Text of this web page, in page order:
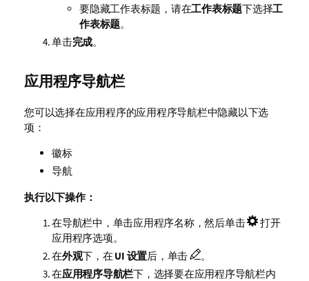
要隐藏工作表标题，请在工作表标题下选择工
作表标题。
单击完成。
应用程序导航栏
您可以选择在应用程序的应用程序导航栏中隐藏以下选
项：
徽标
导航
执行以下操作：
在导航栏中，单击应用程序名称，然后单击
打开
应用程序选项。
在外观下，在 UI 设置后，单击
。
在应用程序导航栏下，选择要在应用程序导航栏内